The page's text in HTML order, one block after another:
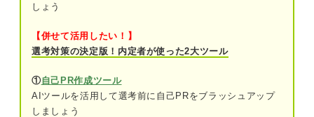
③顧客と良好な関係が築けない
④努力しているのに成果が出せない
⑤ミスを繰り返してしまう
しょう
【併せて活用したい！】
選考対策の決定版！内定者が使った2大ツール
①自己PR作成ツール
AIツールを活用して選考前に自己PRをブラッシュアップ
しましょう